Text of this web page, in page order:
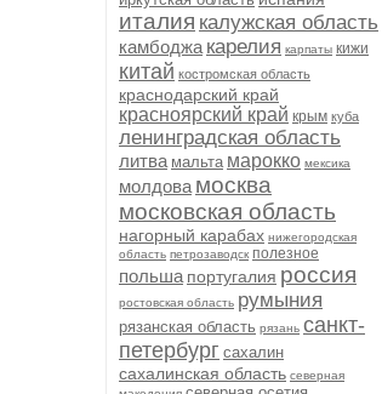
италия калужская область
камбоджа карелия карпаты кижи
китай костромская область
краснодарский край
красноярский край крым куба
ленинградская область
литва мальта марокко мексика
молдова москва
московская область
нагорный карабах нижегородская
область петрозаводск полезное
польша португалия россия
ростовская область румыния
рязанская область рязань санкт-
петербург сахалин
сахалинская область северная